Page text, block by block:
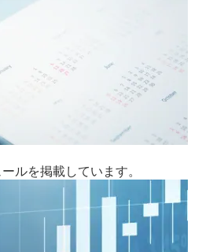
ルを掲載しています。